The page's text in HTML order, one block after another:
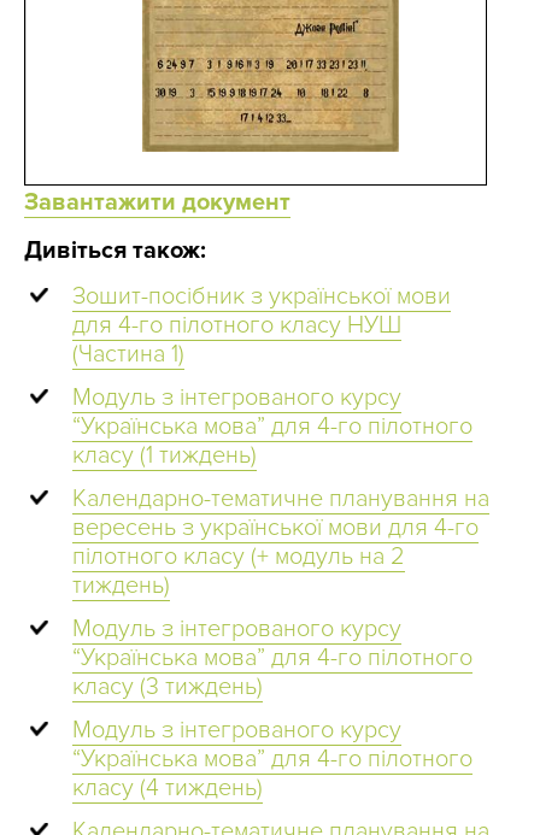
Завантажити документ
Дивіться також:
Зошит-посібник з української мови
для 4-го пілотного класу НУШ
(Частина 1)
Модуль з інтегрованого курсу
“Українська мова” для 4-го пілотного
класу (1 тиждень)
Календарно-тематичне планування на
вересень з української мови для 4-го
пілотного класу (+ модуль на 2
тиждень)
Модуль з інтегрованого курсу
“Українська мова” для 4-го пілотного
класу (3 тиждень)
Модуль з інтегрованого курсу
“Українська мова” для 4-го пілотного
класу (4 тиждень)